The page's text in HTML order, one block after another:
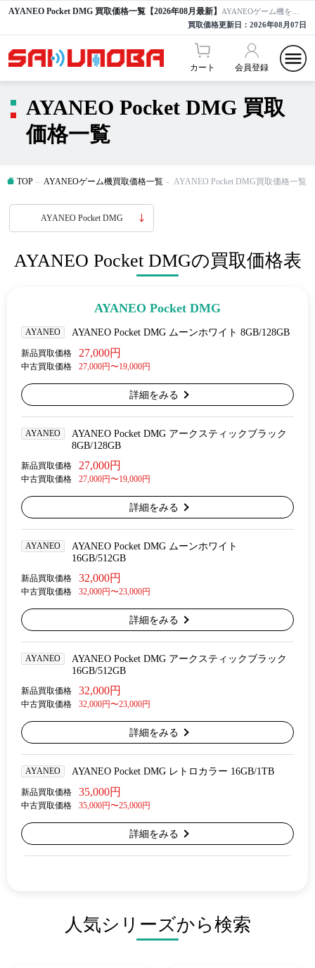
AYANEO Pocket DMG 買取価格一覧【2026年08月最新】
買取価格更新日： 2026年08月07日
カート 会員登録
AYANEO Pocket DMG 買取
価格一覧
TOP AYANEOゲーム機買取価格一覧 AYANEO Pocket DMG買取価格一覧
AYANEO Pocket DMG
AYANEO Pocket DMGの買取価格表
AYANEO Pocket DMG
AYANEO AYANEO Pocket DMG ムーンホワイト 8GB/128GB
新品買取価格 27,000円
中古買取価格 27,000円〜19,000円
詳細をみる
AYANEO
AYANEO Pocket DMG アークスティックブラック
8GB/128GB
新品買取価格 27,000円
中古買取価格 27,000円〜19,000円
詳細をみる
AYANEO
AYANEO Pocket DMG ムーンホワイト
16GB/512GB
新品買取価格 32,000円
中古買取価格 32,000円〜23,000円
詳細をみる
AYANEO
AYANEO Pocket DMG アークスティックブラック
16GB/512GB
新品買取価格 32,000円
中古買取価格 32,000円〜23,000円
詳細をみる
AYANEO AYANEO Pocket DMG レトロカラー 16GB/1TB
新品買取価格 35,000円
中古買取価格 35,000円〜25,000円
詳細をみる
人気シリーズから検索